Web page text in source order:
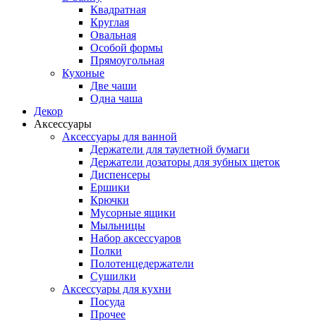
Квадратная
Круглая
Овальная
Особой формы
Прямоугольная
Кухоные
Две чаши
Одна чаша
Декор
Аксессуары
Аксессуары для ванной
Держатели для таулетной бумаги
Держатели дозаторы для зубных щеток
Диспенсеры
Ершики
Крючки
Мусорные ящики
Мыльницы
Набор аксессуаров
Полки
Полотенцедержатели
Сушилки
Аксессуары для кухни
Посуда
Прочее